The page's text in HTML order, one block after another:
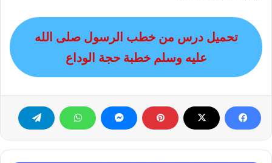
تحميل درس من خطب الرسول صلى الله
عليه وسلم خطبة حجة الوداع